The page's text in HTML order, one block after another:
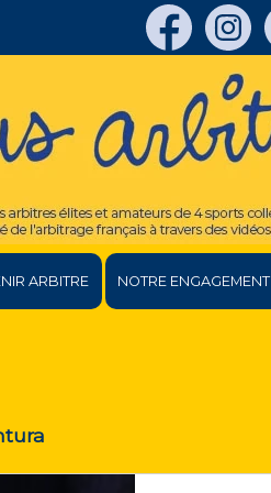
ARBITRE NOTRE ENGAGEMENT